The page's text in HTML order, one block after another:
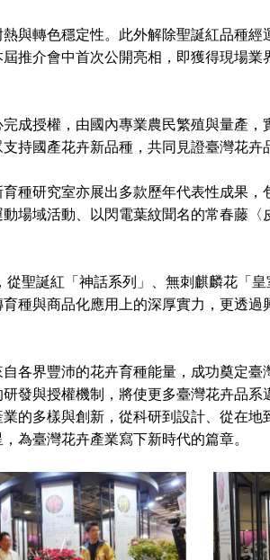
與轉色穩定性。此外解除聖誕紅品種
推介會中首次公開亮相，即獲得現場
成授權，由國內專業農民繁殖與量產
持國產花卉新品種，共同見證臺灣花卉
種研究室亦展出多款歷年代表性成果
場域活動、以閃電葉紋聞名的常春藤
聖誕紅「神話系列」、無刺麒麟花「
種與商品化應用上的深厚實力，更透
各界豐沛的花卉育種能量，成功奠定
發與授權機制，將使更多臺灣花卉品
的多樣與創新，從科研到設計、從在
為臺灣花卉產業寫下新時代的篇章。